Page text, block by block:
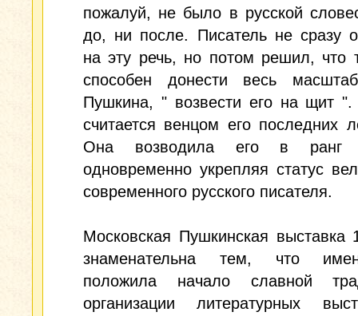
пожалуй, не было в русской
до, ни после. Писатель не сразу
на эту речь, но потом решил, что
способен донести весь
Пушкина, " возвести его на щит ".
считается венцом его последних
Она возводила его в ранг
одновременно укрепляя статус
современного русского писателя.
Московская Пушкинская выставка
знаменательна тем, что
положила начало славной
организации литературных